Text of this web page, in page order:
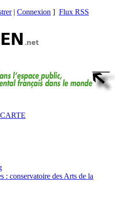
| Connexion ] Flux RSS
: conservatoire des Arts de la